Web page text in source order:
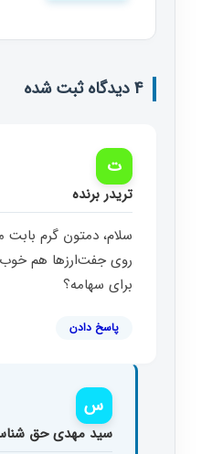
4 دیدگاه ثبت شده
ت
تریدر برنده
سلام، دمتون گرم بابت
روی جفت‌ارزها هم
برای سهامه؟
پاسخ دادن
س
سید مهدی حق